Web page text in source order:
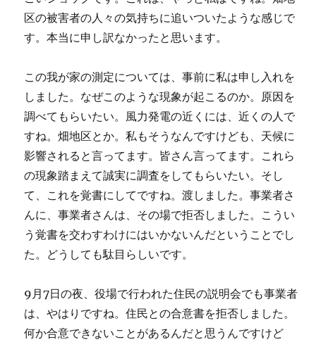
区の被害者の人々の気持ちに追いついたような感じで
す。本当に申し訳なかったと思います。
この我が家の測定については、事前に私は申し入れを
しました。なぜこのような現象が起こるのか。原因を
調べてもらいたい。風力発電の近くには、近くの人で
すね。畑地区とか。私もそうなんですけども、天候に
影響されると言ってます。皆さん言ってます。これら
の現象踏まえて誠実に調査をしてもらいたい。そし
て、これを覚書にしてですね。渡しました。事業者さ
んに、事業者さんは、その場で拒否しました。こうい
う覚書を交わすわけにはいかないんだということでし
た。どうしても駄目らしいです。
9月7日の夜、役場で行われた住民の説明会でも事業者
は、やはりですね。住民との合意書を拒否しました。
何か合意できないことがあるんだと思うんですけど